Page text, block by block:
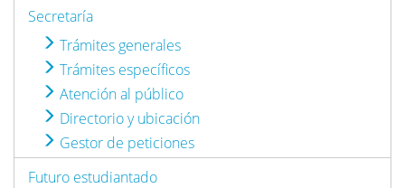
Secretaría
Trámites generales
Trámites específicos
Atención al público
Directorio y ubicación
Gestor de peticiones
Futuro estudiantado